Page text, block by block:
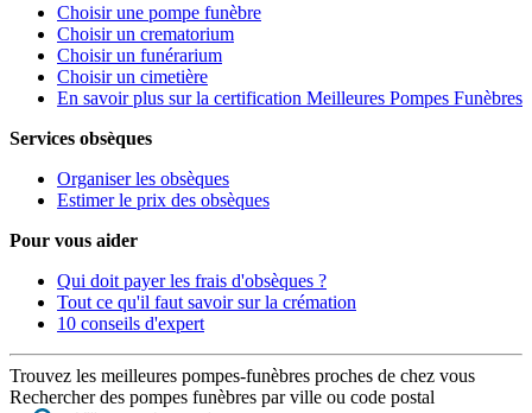
Choisir une pompe funèbre
Choisir un crematorium
Choisir un funérarium
Choisir un cimetière
En savoir plus sur la certification Meilleures Pompes Funèbres
Services obsèques
Organiser les obsèques
Estimer le prix des obsèques
Pour vous aider
Qui doit payer les frais d'obsèques ?
Tout ce qu'il faut savoir sur la crémation
10 conseils d'expert
Trouvez les meilleures pompes-funèbres proches de chez vous
Rechercher des pompes funèbres par ville ou code postal